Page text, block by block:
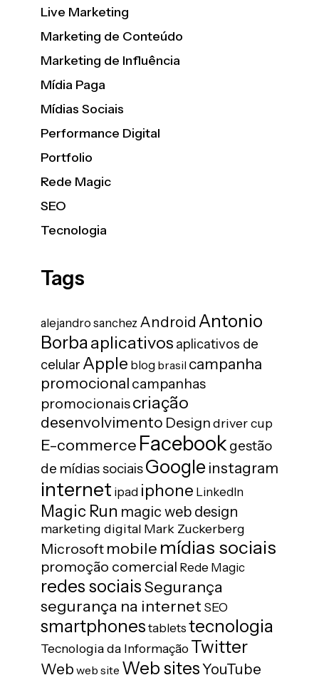
Live Marketing
Marketing de Conteúdo
Marketing de Influência
Mídia Paga
Mídias Sociais
Performance Digital
Portfolio
Rede Magic
SEO
Tecnologia
Tags
alejandro sanchez Android Antonio
Borbaaplicativos aplicativos de
celular Apple blog brasil campanha
promocional campanhas
promocionaiscriação
desenvolvimento Designdriver cup
E-commerce Facebookgestão
de mídias sociaisGoogle instagram
internet ipad iphone LinkedIn
Magic Run magic web design
marketing digital Mark Zuckerberg
Microsoft mobile mídias sociais
promoção comercial Rede Magic
redes sociaisSegurança
segurança na internet SEO
smartphones tablets tecnologia
Tecnologia da Informação Twitter
Web web site Web sitesYouTube